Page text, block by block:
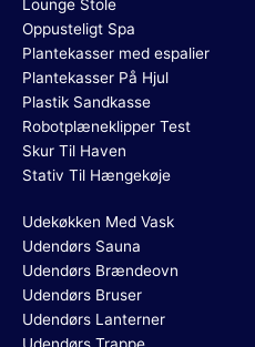
Lounge Stole
Oppusteligt Spa
Plantekasser med espalier
Plantekasser På Hjul
Plastik Sandkasse
Robotplæneklipper Test
Skur Til Haven
Stativ Til Hængekøje
Udekøkken Med Vask
Udendørs Sauna
Udendørs Brændeovn
Udendørs Bruser
Udendørs Lanterner